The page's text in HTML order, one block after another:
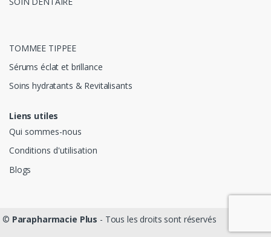
TOMMEE TIPPEE
Sérums éclat et brillance
Soins hydratants & Revitalisants
Liens utiles
Qui sommes-nous
Conditions d'utilisation
Blogs
© Parapharmacie Plus - Tous les droits sont réservés